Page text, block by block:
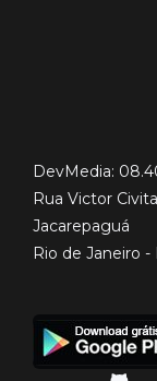
DevMedia:
Rua Victor
Jacarepaguá
Rio de Janeiro -